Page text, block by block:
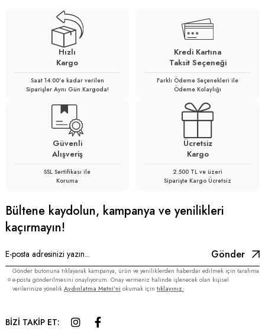
Hızlı
Kargo
Saat 14:00'e kadar verilen
Siparişler Aynı Gün Kargoda!
Kredi Kartına
Taksit Seçeneği
Farklı Ödeme Seçenekleri ile
Ödeme Kolaylığı
Güvenli
Alışveriş
SSL Sertifikası ile
Koruma
Ücretsiz
Kargo
2.500 TL ve üzeri
Siparişte Kargo Ücretsiz
Bültene kaydolun, kampanya ve yenilikleri
kaçırmayın!
Gönder
Gönder butonuna tıklayarak kampanya, ürün ve yeniliklerden haberdar edilmek için tarafıma
e-posta gönderilmesini onaylıyorum. Onay vermeniz halinde işlenecek olan kişisel
verilerinize yönelik Aydınlatma Metni’ni okumak için tıklayınız.
BİZİ TAKİP ET: